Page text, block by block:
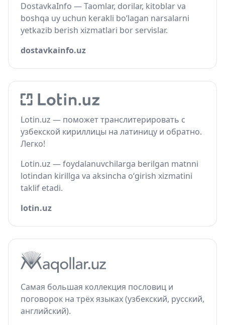
DostavkaInfo — Taomlar, dorilar, kitoblar va
boshqa uy uchun kerakli bo‘lagan narsalarni
yetkazib berish xizmatlari bor servislar.
dostavkainfo.uz
Lotin.uz — поможет транслитерировать с
узбекской кириллицы на латиницу и обратно.
Легко!
Lotin.uz — foydalanuvchilarga berilgan matnni
lotindan kirillga va aksincha o‘girish xizmatini
taklif etadi.
lotin.uz
Самая большая коллекция пословиц и
поговорок на трёх языках (узбекский, русский,
английский).